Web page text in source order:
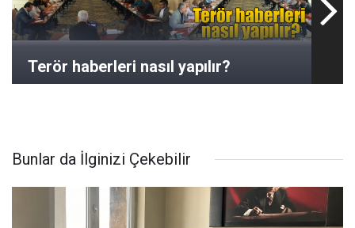
Terör haberleri nasıl yapılır?
Bunlar da İlginizi Çekebilir